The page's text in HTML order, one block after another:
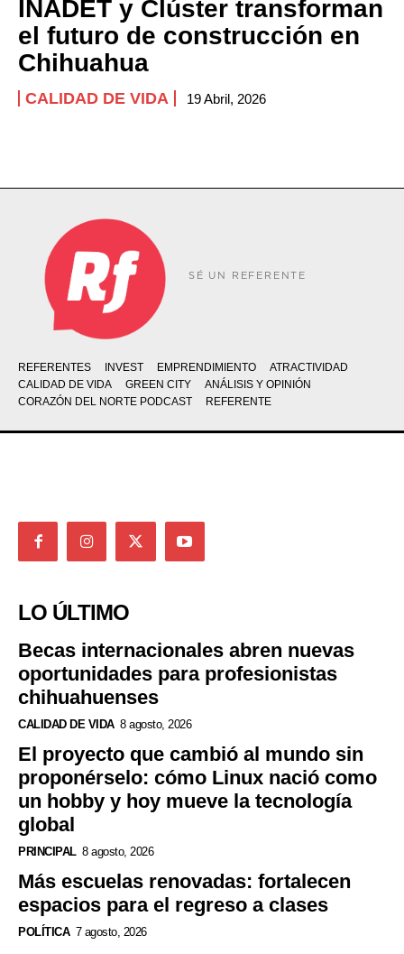
INADET y Clúster transforman
el futuro de construcción en
Chihuahua
CALIDAD DE VIDA 19 Abril, 2026
SÉ UN REFERENTE
REFERENTES INVEST EMPRENDIMIENTO
ATRACTIVIDAD
CALIDAD DE VIDA
GREEN CITY
ANÁLISIS Y OPINIÓN
CORAZÓN DEL NORTE PODCAST
REFERENTE
LO ÚLTIMO
Becas internacionales abren nuevas
oportunidades para profesionistas
chihuahuenses
CALIDAD DE VIDA 8 agosto, 2026
El proyecto que cambió al mundo sin
proponérselo: cómo Linux nació como
un hobby y hoy mueve la tecnología
global
PRINCIPAL 8 agosto, 2026
Más escuelas renovadas: fortalecen
espacios para el regreso a clases
POLÍTICA 7 agosto, 2026